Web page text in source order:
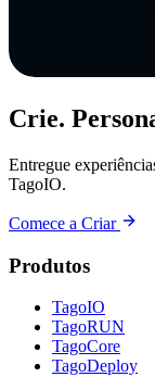
Crie.
Entregue
TagoIO.
Comece a Criar
Produtos
TagoIO
TagoRUN
TagoCore
TagoDeploy